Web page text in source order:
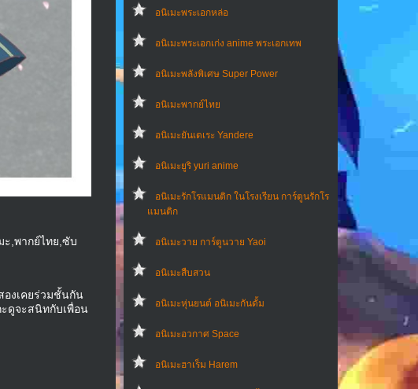
อนิเมะพระเอกหล่อ
อนิเมะพระเอกเก่ง anime พระเอกเทพ
อนิเมะพลังพิเศษ Super Power
อนิเมะพากย์ไทย
อนิเมะยันเดเระ Yandere
อนิเมะยูริ yuri anime
อนิเมะรักโรแมนติก ในโรงเรียน การ์ตูนรักโร
แมนติก
อนิเมะวาย การ์ตูนวาย Yaoi
อนิเมะสืบสวน
อนิเมะหุ่นยนต์ อนิเมะกันดั้ม
อนิเมะอวกาศ Space
อนิเมะฮาเร็ม Harem
ะ,พากย์ไทย,ซับ
องเคยร่วมชั้นกัน
ะดูจะสนิทกับเพื่อน